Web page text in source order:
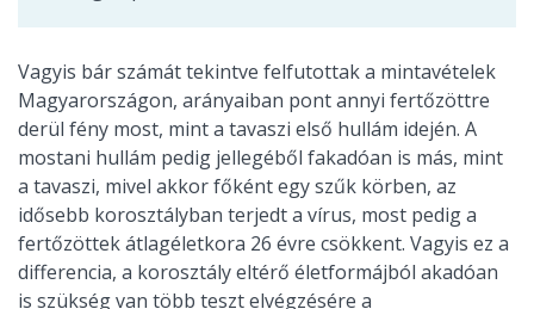
Vagyis bár számát tekintve felfutottak a mintavételek
Magyarországon, arányaiban pont annyi fertőzöttre
derül fény most, mint a tavaszi első hullám idején. A
mostani hullám pedig jellegéből fakadóan is más, mint
a tavaszi, mivel akkor főként egy szűk körben, az
idősebb korosztályban terjedt a vírus, most pedig a
fertőzöttek átlagéletkora 26 évre csökkent. Vagyis ez a
differencia, a korosztály eltérő életformájból akadóan
is szükség van több teszt elvégzésére a